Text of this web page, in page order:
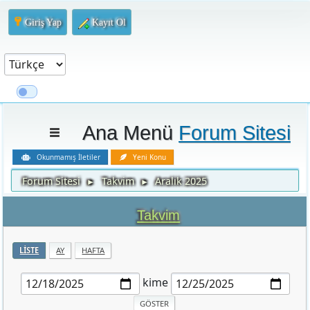
Giriş Yap Kayıt Ol
Ana Menü Forum Sitesi
Okunmamış İletiler Yeni Konu
Forum Sitesi ► Takvim ► Aralık 2025
Takvim
LISTE AY HAFTA
kime